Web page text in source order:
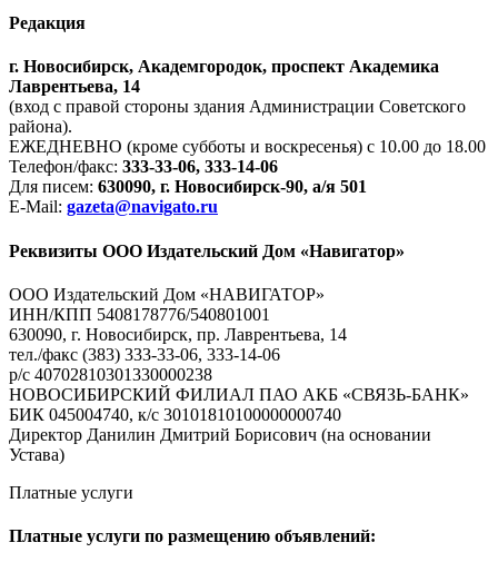
Редакция
г. Новосибирск, Академгородок, проспект Академика
Лаврентьева, 14
(вход с правой стороны здания Администрации Советского
района).
ЕЖЕДНЕВНО (кроме субботы и воскресенья) с 10.00 до 18.00
Телефон/факс: 333-33-06, 333-14-06
Для писем: 630090, г. Новосибирск-90, а/я 501
E-Mail: gazeta@navigato.ru
Реквизиты ООО Издательский Дом «Навигатор»
ООО Издательский Дом «НАВИГАТОР»
ИНН/КПП 5408178776/540801001
630090, г. Новосибирск, пр. Лаврентьева, 14
тел./факс (383) 333-33-06, 333-14-06
р/с 40702810301330000238
НОВОСИБИРСКИЙ ФИЛИАЛ ПАО АКБ «СВЯЗЬ-БАНК»
БИК 045004740, к/с 30101810100000000740
Директор Данилин Дмитрий Борисович (на основании
Устава)
Платные услуги
Платные услуги по размещению объявлений: